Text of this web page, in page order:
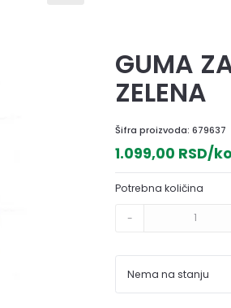
GUMA
ZELENA
Šifra proizvoda:679637
1.099,00 RSD/
Potrebna količina
-
Nema na stanju